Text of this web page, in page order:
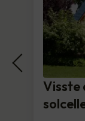
Visste